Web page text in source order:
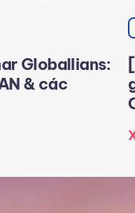
Globallians:
& các